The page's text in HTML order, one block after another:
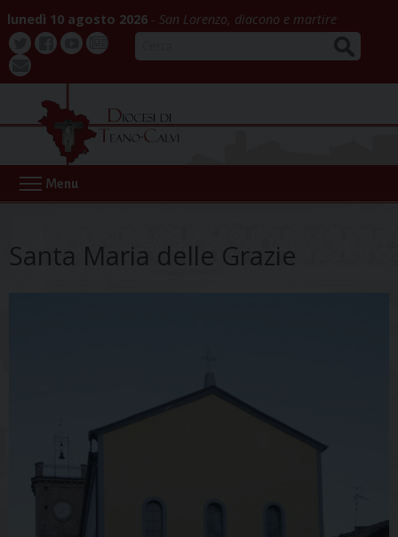
content
lunedì 10 agosto 2026 San Lorenzo, diacono e martire
Twitter
Buona
webmail
Menu
Santa Maria delle Grazie